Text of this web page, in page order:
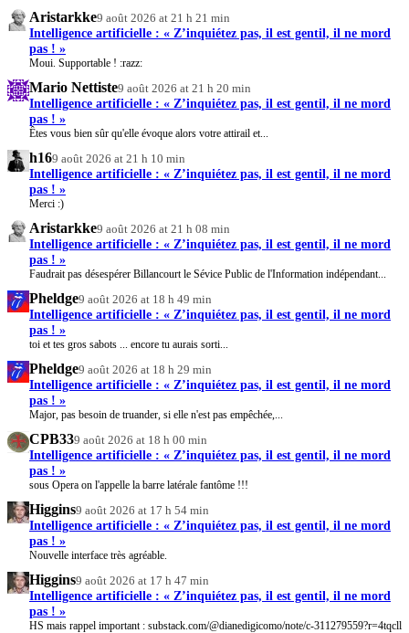
Aristarkke9 août 2026 at 21 h 21 min
Intelligence artificielle : « Z’inquiétez pas, il est gentil, il ne mord
pas ! »
Moui. Supportable ! :razz:
Mario Nettiste9 août 2026 at 21 h 20 min
Intelligence artificielle : « Z’inquiétez pas, il est gentil, il ne mord
pas ! »
Êtes vous bien sûr qu'elle évoque alors votre attirail et...
h169 août 2026 at 21 h 10 min
Intelligence artificielle : « Z’inquiétez pas, il est gentil, il ne mord
pas ! »
Merci :)
Aristarkke9 août 2026 at 21 h 08 min
Intelligence artificielle : « Z’inquiétez pas, il est gentil, il ne mord
pas ! »
Faudrait pas désespérer Billancourt le Sévice Public de l'Information indépendant...
Pheldge9 août 2026 at 18 h 49 min
Intelligence artificielle : « Z’inquiétez pas, il est gentil, il ne mord
pas ! »
toi et tes gros sabots ... encore tu aurais sorti...
Pheldge9 août 2026 at 18 h 29 min
Intelligence artificielle : « Z’inquiétez pas, il est gentil, il ne mord
pas ! »
Major, pas besoin de truander, si elle n'est pas empêchée,...
CPB339 août 2026 at 18 h 00 min
Intelligence artificielle : « Z’inquiétez pas, il est gentil, il ne mord
pas ! »
sous Opera on l'appelle la barre latérale fantôme !!!
Higgins9 août 2026 at 17 h 54 min
Intelligence artificielle : « Z’inquiétez pas, il est gentil, il ne mord
pas ! »
Nouvelle interface très agréable.
Higgins9 août 2026 at 17 h 47 min
Intelligence artificielle : « Z’inquiétez pas, il est gentil, il ne mord
pas ! »
HS mais rappel important : substack.com/@dianedigicomo/note/c-311279559?r=4tqcll